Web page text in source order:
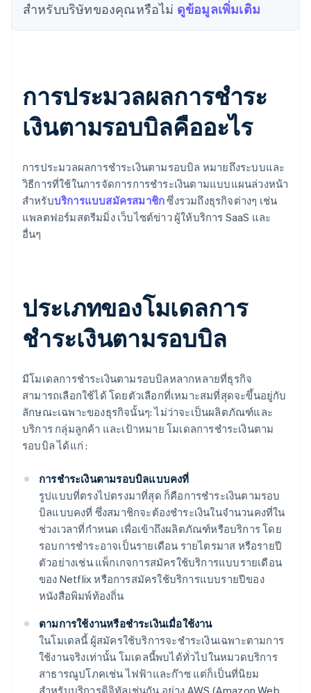
สำหรับบริษัทของคุณหรือไม่ ดูข้อมูลเพิ่มเติม
การประมวลผลการชำระ
เงินตามรอบบิลคืออะไร
การประมวลผลการชำระเงินตามรอบบิล หมายถึงระบบและ
วิธีการที่ใช้ในการจัดการการชำระเงินตามแบบแผนล่วงหน้า
สำหรับบริการแบบสมัครสมาชิกซึ่งรวมถึงธุรกิจต่างๆ เช่น
แพลตฟอร์มสตรีมมิ่ง เว็บไซต์ข่าว ผู้ให้บริการ SaaS และ
อื่นๆ
ประเภทของโมเดลการ
ชำระเงินตามรอบบิล
มีโมเดลการชำระเงินตามรอบบิลหลากหลายที่ธุรกิจ
สามารถเลือกใช้ได้ โดยตัวเลือกที่เหมาะสมที่สุดจะขึ้นอยู่กับ
ลักษณะเฉพาะของธุรกิจนั้นๆ: ไม่ว่าจะเป็นผลิตภัณฑ์และ
บริการ กลุ่มลูกค้า และเป้าหมาย โมเดลการชำระเงินตาม
รอบบิล ได้แก่ :
การชำระเงินตามรอบบิลแบบคงที่
รูปแบบที่ตรงไปตรงมาที่สุด ก็คือการชำระเงินตามรอบ
บิลแบบคงที่ ซึ่งสมาชิกจะต้องชำระเงินในจำนวนคงที่ใน
ช่วงเวลาที่กำหนด เพื่อเข้าถึงผลิตภัณฑ์หรือบริการ โดย
รอบการชำระอาจเป็นรายเดือน รายไตรมาส หรือรายปี
ตัวอย่างเช่น แพ็กเกจการสมัครใช้บริการแบบรายเดือน
ของ Netflix หรือการสมัครใช้บริการแบบรายปีของ
หนังสือพิมพ์ท้องถิ่น
ตามการใช้งานหรือชำระเงินเมื่อใช้งาน
ในโมเดลนี้ ผู้สมัครใช้บริการจะชำระเงินเฉพาะตามการ
ใช้งานจริงเท่านั้น โมเดลนี้พบได้ทั่วไปในหมวดบริการ
สาธารณูปโภคเช่น ไฟฟ้าและก๊าซ แต่ก็เป็นที่นิยม